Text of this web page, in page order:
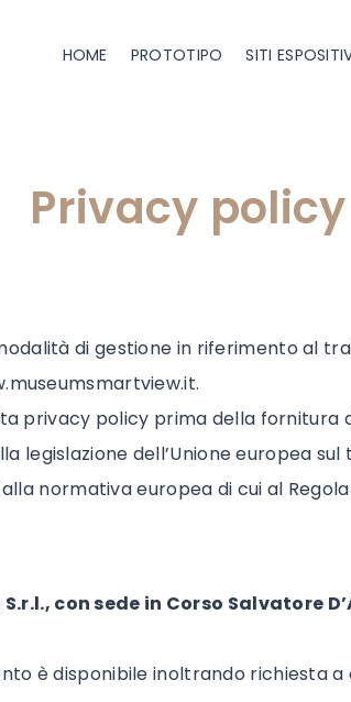
HOME PROTOTIPO SITI
Privacy policy
di gestione in riferimento al
privacy policy prima della fornitura
legislazione dell’Unione europea
normativa europea di cui al
con sede in Corso Salvatore
è disponibile inoltrando richiesta a